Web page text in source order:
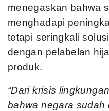
menegaskan bahwa
menghadapi
tetapi seringkali
dengan pelabelan
produk.
“Dari krisis
bahwa negara